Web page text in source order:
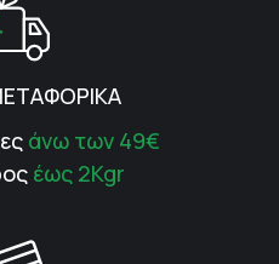
άνω των 49€
έως 2Kgr